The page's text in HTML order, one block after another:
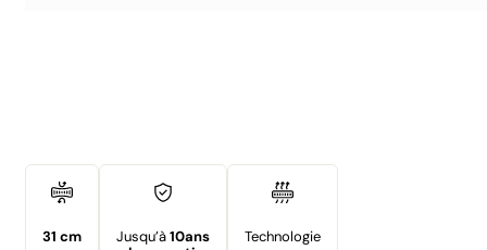
31 cm Jusqu’à10ans
Technologie